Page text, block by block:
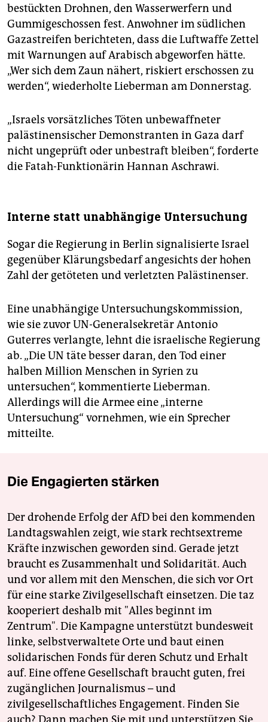
bestückten Drohnen, den Wasserwerfern und
Gummigeschossen fest. Anwohner im südlichen
Gazastreifen berichteten, dass die Luftwaffe Zettel
mit Warnungen auf Arabisch abgeworfen hätte.
„Wer sich dem Zaun nähert, riskiert erschossen zu
werden“, wiederholte Lieberman am Donnerstag.
„Israels vorsätzliches Töten unbewaffneter
palästinensischer Demonstranten in Gaza darf
nicht ungeprüft oder unbestraft bleiben“, forderte
die Fatah-Funktionärin Hannan Aschrawi.
Interne statt unabhängige Untersuchung
Sogar die Regierung in Berlin signalisierte Israel
gegenüber Klärungsbedarf angesichts der hohen
Zahl der getöteten und verletzten Palästinenser.
Eine unabhängige Untersuchungskommission,
wie sie zuvor UN-Generalsekretär Antonio
Guterres verlangte, lehnt die israelische Regierung
ab. „Die UN täte besser daran, den Tod einer
halben Million Menschen in Syrien zu
untersuchen“, kommentierte Lieberman.
Allerdings will die Armee eine „interne
Untersuchung“ vornehmen, wie ein Sprecher
mitteilte.
Die Engagierten stärken
Der drohende Erfolg der AfD bei den kommenden
Landtagswahlen zeigt, wie stark rechtsextreme
Kräfte inzwischen geworden sind. Gerade jetzt
braucht es Zusammenhalt und Solidarität. Auch
und vor allem mit den Menschen, die sich vor Ort
für eine starke Zivilgesellschaft einsetzen. Die taz
kooperiert deshalb mit "Alles beginnt im
Zentrum". Die Kampagne unterstützt bundesweit
linke, selbstverwaltete Orte und baut einen
solidarischen Fonds für deren Schutz und Erhalt
auf. Eine offene Gesellschaft braucht guten, frei
zugänglichen Journalismus – und
zivilgesellschaftliches Engagement. Finden Sie